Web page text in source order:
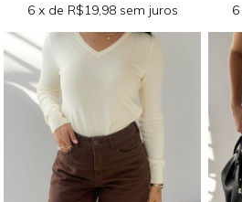
6 x de R$19,98 sem juros 6